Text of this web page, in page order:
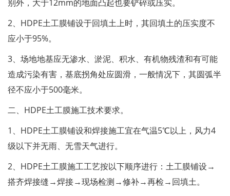
别外，大于12mm的地面凸起也要铲碎或压实。
2、HDPE土工膜铺设于回填土上时，其回填土的压实度不
应小于95%。
3、场地地基应无渗水、淤泥、积水、有机物残渣和有可能
造成污染有害，基底拐角处应圆滑，一般情况下，其圆弧半
径不应小于500毫米。
二、HDPE土工膜施工技术要求。
1、HDPE土工膜铺设和焊接施工宜在气温5℃以上，风力4
级以下并无雨、无雪天气进行。
2、HDPE土工膜施工工艺按以下顺序进行：土工膜铺设→
搭齐焊接缝→焊接→现场检测→修补→再检→回填土。